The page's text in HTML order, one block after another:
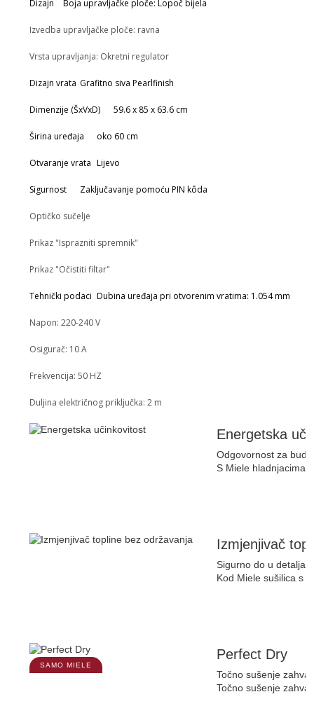
Dizajn Boja upravljačke ploče: Lopoč bijela
Izvedba upravljačke ploče: ravna
Vrsta upravljanja: Okretni regulator
Dizajn vrata Grafitno siva Pearlfinish
Dimenzije (ŠxVxD) 59.6 x 85 x 63.6 cm
Širina uređaja oko 60 cm
Otvaranje vrata Lijevo
Sigurnost Zaključavanje pomoću PIN kôda
Optičko sučelje
Prikaz "Isprazniti spremnik"
Prikaz "Očistiti filtar"
Tehnički podaci Dubina uređaja pri otvorenim vratima: 1.054 mm
Napon: 220-240 V
Osigurač: 10 A
Frekvencija: 50 HZ
Duljina električnog priključka: 2 m
Energetska
Odgovornost za
S Miele hladnjacima
Izmjenjivač
Sigurno do u detalja
Kod Miele sušilica s
SAMO MIELE
Perfect Dry
Točno sušenje
Točno sušenje